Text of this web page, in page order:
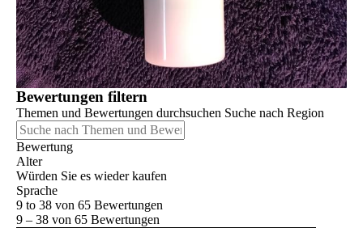
Bewertungen filtern
Themen und Bewertungen durchsuchen Suche nach Region
Bewertung
Alter
Würden Sie es wieder kaufen
Sprache
9 to 38 von 65 Bewertungen
9 – 38 von 65 Bewertungen